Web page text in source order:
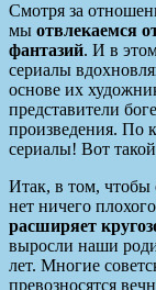
Смотря за
мы отвлекаемся
фантазий. И в
сериалы
основе их
представители
произведения. По
сериалы! Вот
Итак, в том,
нет ничего
расширяет
выросли наши
лет. Многие
превозносятся